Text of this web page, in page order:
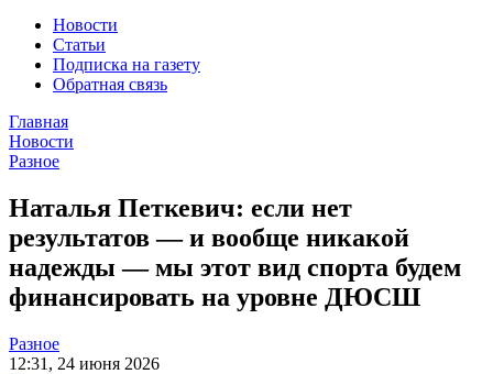
Новости
Статьи
Подписка на газету
Обратная связь
Главная
Новости
Разное
Наталья Петкевич: если нет
результатов — и вообще никакой
надежды — мы этот вид спорта будем
финансировать на уровне ДЮСШ
Разное
12:31 , 24 июня 2026